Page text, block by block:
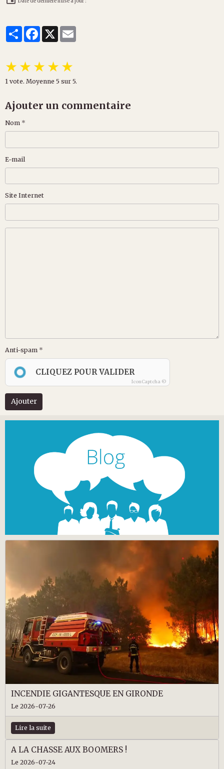
PartagerFacebook
X
★★★★★
1 vote. Moyenne 5 sur 5.
Ajouter un commentaire
Nom
E-mail
Site Internet
Anti-spam
CLIQUEZ POUR VALIDER
IconCaptcha ©
Ajouter
INCENDIE GIGANTESQUE EN GIRONDE
Le 2026-07-26
Lire la suite
A LA CHASSE AUX BOOMERS !
Le 2026-07-24